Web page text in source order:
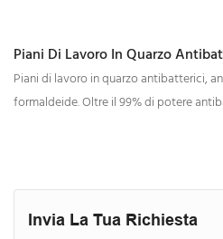
Invia La Tua Richiesta
Piani Di Lavoro In Quarzo
Rimozione Della Formaldeide
Piani di lavoro in quarzo antibatterici,
formaldeide. Oltre il 99% di potere